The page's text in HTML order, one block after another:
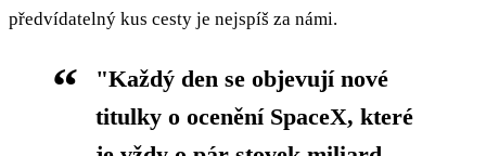
předvídatelný kus cesty je nejspíš za námi.
"Každý den se objevují nové
titulky o ocenění SpaceX, které